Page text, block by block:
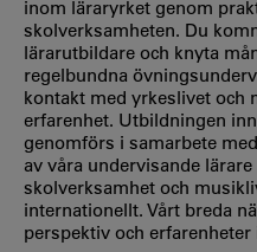
inom läraryrket genom
skolverksamheten. Du
lärarutbildare och knyta
regelbundna
kontakt med yrkeslivet och
erfarenhet. Utbildningen
genomförs i samarbete
av våra undervisande
skolverksamhet och
internationellt. Vårt breda
perspektiv och